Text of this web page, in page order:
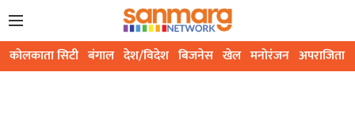
कोलकाता सिटी बंगाल देश/विदेश बिजनेस खेल मनोरंजन अपराजिता